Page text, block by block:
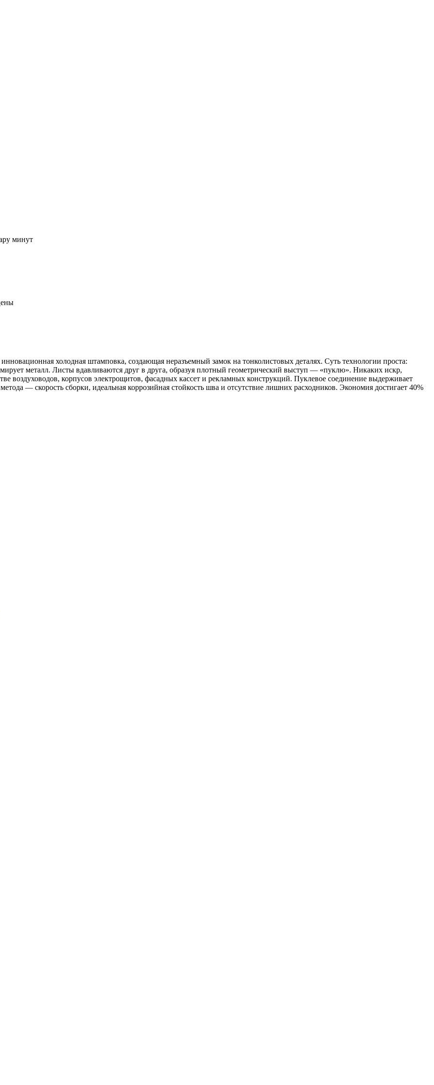
минут
холодная штамповка, создающая неразъемный замок на тонколистовых деталях. Суть технологии проста:
металл. Листы вдавливаются друг в друга, образуя плотный геометрический выступ — «пуклю». Никаких искр,
воздуховодов, корпусов электрощитов, фасадных кассет и рекламных конструкций. Пуклевое соединение выдерживает
— скорость сборки, идеальная коррозийная стойкость шва и отсутствие лишних расходников. Экономия достигает 40%